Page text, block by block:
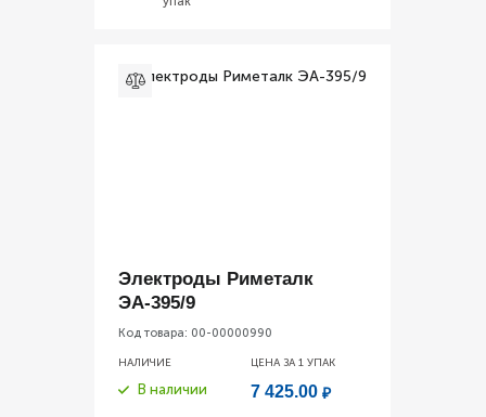
Электроды Риметалк
ЭА-395/9
Код товара: 00-00000990
НАЛИЧИЕ
В наличии
ЦЕНА ЗА 1 УПАК
7 425.00 ₽